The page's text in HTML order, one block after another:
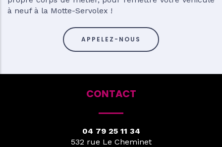
à neuf à la Motte-Servolex !
APPELEZ-NOUS
CONTACT
04 79 25 11 34
532 rue Le Cheminet